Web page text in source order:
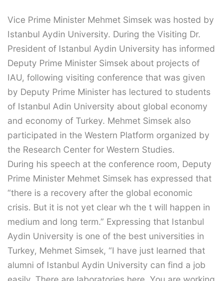
Vice Prime Minister Mehmet Simsek was hosted by
Istanbul Aydin University. During the Visiting Dr.
President of Istanbul Aydin University has informed
Deputy Prime Minister Simsek about projects of
IAU, following visiting conference that was given
by Deputy Prime Minister has lectured to students
of Istanbul Adin University about global economy
and economy of Turkey. Mehmet Simsek also
participated in the Western Platform organized by
the Research Center for Western Studies.
During his speech at the conference room, Deputy
Prime Minister Mehmet Simsek has expressed that
“there is a recovery after the global economic
crisis. But it is not yet clear wh the t will happen in
medium and long term.” Expressing that Istanbul
Aydin University is one of the best universities in
Turkey, Mehmet Simsek, “I have just learned that
alumni of Istanbul Aydin University can find a job